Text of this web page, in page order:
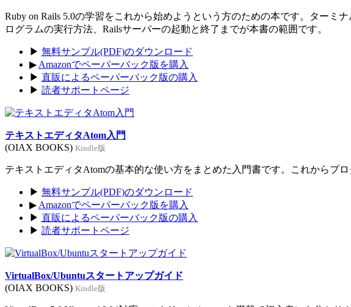
Ruby on Rails 5.0の学習をこれから始めようという方のための本です。ターミ
ログラムの実行方法、Railsサーバーの起動と終了までが本書の範囲です。
▶ 無料サンプル(PDF)のダウンロード
▶ Amazonでペーパーバック版を購入
▶ 直販によるペーパーバック版の購入
▶ 読者サポートページ
テキストエディタAtom入門
(OIAX BOOKS) Kindle版
テキストエディタAtomの基本的な使い方をまとめた入門書です。これからプ
▶ 無料サンプル(PDF)のダウンロード
▶ Amazonでペーパーバック版を購入
▶ 直販によるペーパーバック版の購入
▶ 読者サポートページ
VirtualBox/Ubuntuスタートアップガイド
(OIAX BOOKS) Kindle版